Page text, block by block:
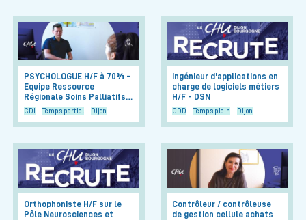
PSYCHOLOGUE H/F à 70% -
Equipe Ressource
Régionale Soins Palliatifs…
CDI Temps partiel Dijon
Ingénieur d'applications en
charge de logiciels métiers
H/F - DSN
CDD Temps plein Dijon
Orthophoniste H/F sur le
Pôle Neurosciences et
Contrôleur / contrôleuse
de gestion cellule achats